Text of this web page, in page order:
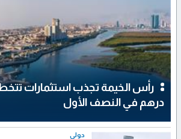
درهم في النصف الأول
دولي